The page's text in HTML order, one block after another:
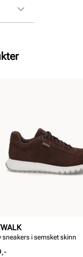
sneakers i semsket skinn